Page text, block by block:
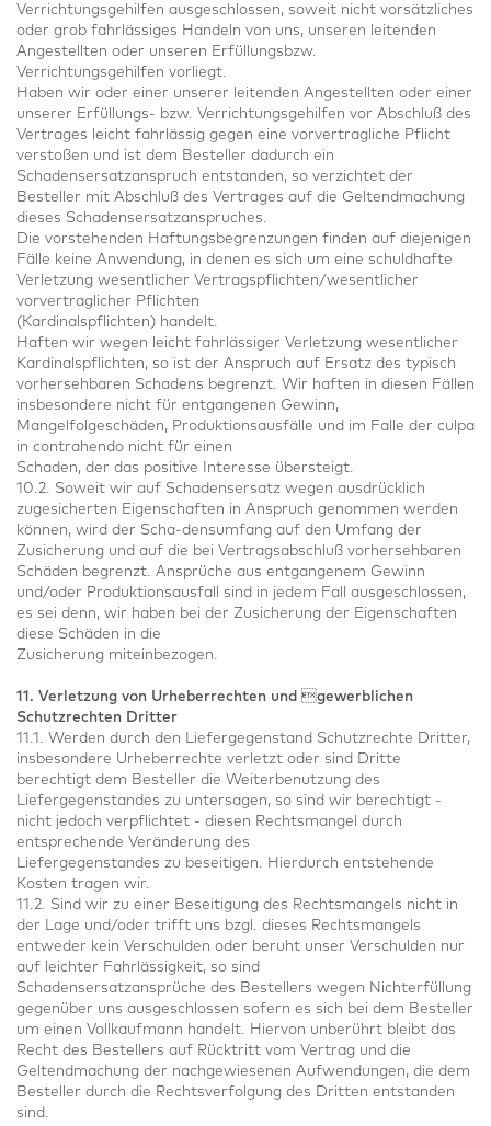
Verrichtungsgehilfen ausgeschlossen, soweit nicht vorsätzliches
oder grob fahrlässiges Handeln von uns, unseren leitenden
Angestellten oder unseren Erfüllungsbzw.
Verrichtungsgehilfen vorliegt.
Haben wir oder einer unserer leitenden Angestellten oder einer
unserer Erfüllungs- bzw. Verrichtungsgehilfen vor Abschluß des
Vertrages leicht fahrlässig gegen eine vorvertragliche Pflicht
verstoßen und ist dem Besteller dadurch ein
Schadensersatzanspruch entstanden, so verzichtet der
Besteller mit Abschluß des Vertrages auf die Geltendmachung
dieses Schadensersatzanspruches.
Die vorstehenden Haftungsbegrenzungen finden auf diejenigen
Fälle keine Anwendung, in denen es sich um eine schuldhafte
Verletzung wesentlicher Vertragspflichten/wesentlicher
vorvertraglicher Pflichten
(Kardinalspflichten) handelt.
Haften wir wegen leicht fahrlässiger Verletzung wesentlicher
Kardinalspflichten, so ist der Anspruch auf Ersatz des typisch
vorhersehbaren Schadens begrenzt. Wir haften in diesen Fällen
insbesondere nicht für entgangenen Gewinn,
Mangelfolgeschäden, Produktionsausfälle und im Falle der culpa
in contrahendo nicht für einen
Schaden, der das positive Interesse übersteigt.
10.2. Soweit wir auf Schadensersatz wegen ausdrücklich
zugesicherten Eigenschaften in Anspruch genommen werden
können, wird der Scha-densumfang auf den Umfang der
Zusicherung und auf die bei Vertragsabschluß vorhersehbaren
Schäden begrenzt. Ansprüche aus entgangenem Gewinn
und/oder Produktionsausfall sind in jedem Fall ausgeschlossen,
es sei denn, wir haben bei der Zusicherung der Eigenschaften
diese Schäden in die
Zusicherung miteinbezogen.
11. Verletzung von Urheberrechten und gewerblichen
Schutzrechten Dritter
11.1. Werden durch den Liefergegenstand Schutzrechte Dritter,
insbesondere Urheberrechte verletzt oder sind Dritte
berechtigt dem Besteller die Weiterbenutzung des
Liefergegenstandes zu untersagen, so sind wir berechtigt -
nicht jedoch verpflichtet - diesen Rechtsmangel durch
entsprechende Veränderung des
Liefergegenstandes zu beseitigen. Hierdurch entstehende
Kosten tragen wir.
11.2. Sind wir zu einer Beseitigung des Rechtsmangels nicht in
der Lage und/oder trifft uns bzgl. dieses Rechtsmangels
entweder kein Verschulden oder beruht unser Verschulden nur
auf leichter Fahrlässigkeit, so sind
Schadensersatzansprüche des Bestellers wegen Nichterfüllung
gegenüber uns ausgeschlossen sofern es sich bei dem Besteller
um einen Vollkaufmann handelt. Hiervon unberührt bleibt das
Recht des Bestellers auf Rücktritt vom Vertrag und die
Geltendmachung der nachgewiesenen Aufwendungen, die dem
Besteller durch die Rechtsverfolgung des Dritten entstanden
sind.